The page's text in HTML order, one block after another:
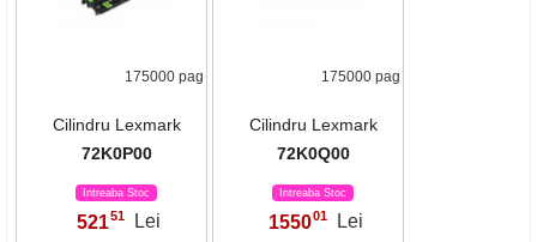
175000 pag
Cilindru Lexmark
72K0P00
Intreaba Stoc
52151 Lei
175000 pag
Cilindru Lexmark
72K0Q00
Intreaba Stoc
1550,01 Lei